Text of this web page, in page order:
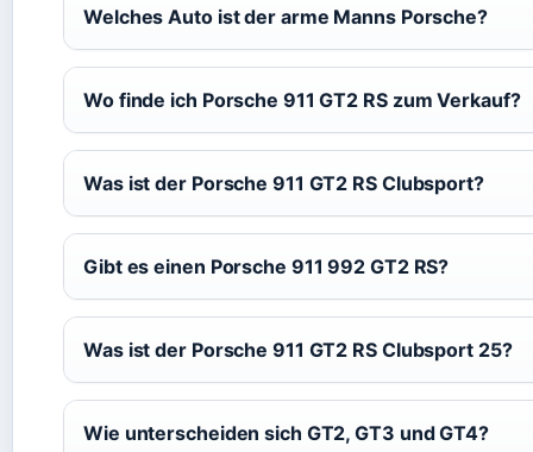
Welches Auto ist der arme Manns Porsche?
Wo finde ich Porsche 911 GT2 RS zum Verkauf?
Was ist der Porsche 911 GT2 RS Clubsport?
Gibt es einen Porsche 911 992 GT2 RS?
Was ist der Porsche 911 GT2 RS Clubsport 25?
Wie unterscheiden sich GT2, GT3 und GT4?